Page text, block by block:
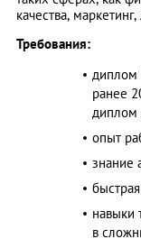
качества,
Требования:
диплом
ранее
диплом
опыт
знание
навыки
в